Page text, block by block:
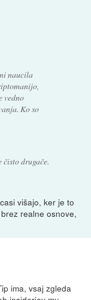
ni naucila
vedno
Ko so
drugače.
višajo, ker je to
realne osnove,
ima, vsaj zgleda